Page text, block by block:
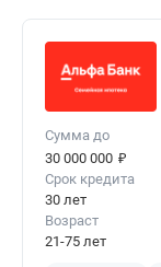
Сумма до
30 000 000 ₽
Срок кредита
30 лет
Возраст
21-75 лет